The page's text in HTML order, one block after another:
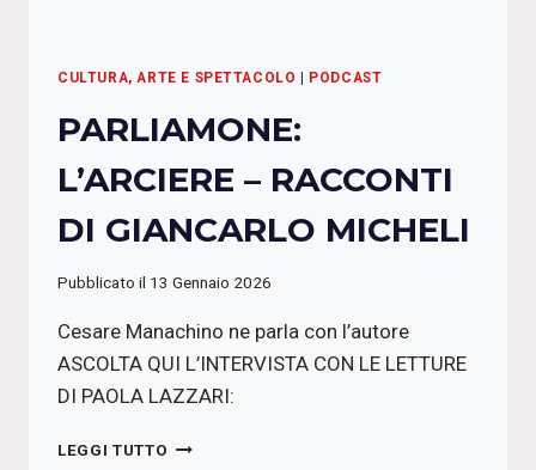
CULTURA, ARTE E SPETTACOLO | PODCAST
PARLIAMONE:
L’ARCIERE – RACCONTI
DI GIANCARLO MICHELI
Pubblicato il 13 Gennaio 2026
Cesare Manachino ne parla con l’autore
ASCOLTA QUI L’INTERVISTA CON LE LETTURE
DI PAOLA LAZZARI:
LEGGI TUTTO PARLIAMONE: